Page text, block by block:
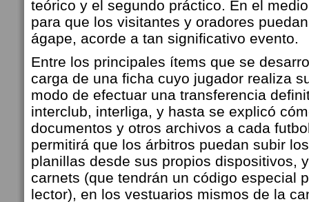
teórico y el segundo práctico. En el
para que los visitantes y oradores
ágape, acorde a tan significativo evento.
Entre los principales ítems que se
carga de una ficha cuyo jugador realiza
modo de efectuar una transferencia
interclub, interliga, y hasta se explicó
documentos y otros archivos a cada
permitirá que los árbitros puedan subir
planillas desde sus propios dispositivos,
carnets (que tendrán un código especial
lector), en los vestuarios mismos de la